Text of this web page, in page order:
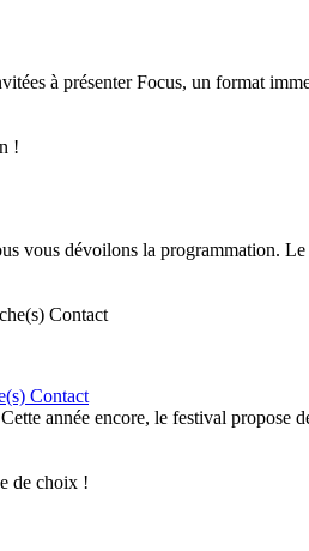
à présenter Focus, un format
vous dévoilons la programmation.
Contact
année encore, le festival propose